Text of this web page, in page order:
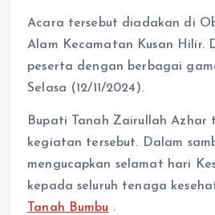
Acara tersebut diadakan di
Alam Kecamatan Kusan Hilir.
peserta dengan berbagai
Selasa (12/11/2024).
Bupati Tanah Zairullah Azhar
kegiatan tersebut. Dalam
mengucapkan selamat hari
kepada seluruh tenaga
Tanah Bumbu .